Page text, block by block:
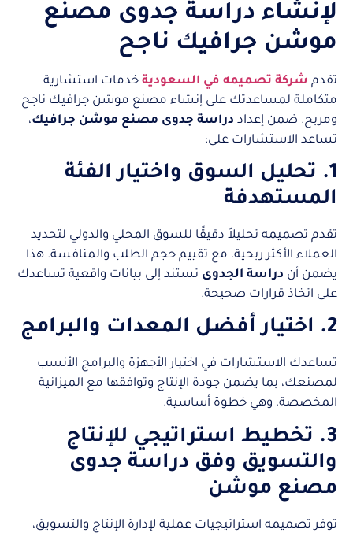
لإنشاء دراسة جدوى مصنع
موشن جرافيك ناجح
تقدم شركة تصميمه في السعودية خدمات استشارية
متكاملة لمساعدتك على إنشاء مصنع موشن جرافيك ناجح
ومربح. ضمن إعداد دراسة جدوى مصنع موشن جرافيك،
تساعد الاستشارات على:
1. تحليل السوق واختيار الفئة
المستهدفة
تقدم تصميمه تحليلاً دقيقًا للسوق المحلي والدولي لتحديد
العملاء الأكثر ربحية، مع تقييم حجم الطلب والمنافسة. هذا
يضمن أن دراسة الجدوى تستند إلى بيانات واقعية تساعدك
على اتخاذ قرارات صحيحة.
2. اختيار أفضل المعدات والبرامج
تساعدك الاستشارات في اختيار الأجهزة والبرامج الأنسب
لمصنعك، بما يضمن جودة الإنتاج وتوافقها مع الميزانية
المخصصة، وهي خطوة أساسية.
3. تخطيط استراتيجي للإنتاج
والتسويق وفق دراسة جدوى
مصنع موشن
توفر تصميمه استراتيجيات عملية لإدارة الإنتاج والتسويق،